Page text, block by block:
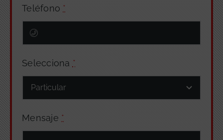
Teléfono *
Selecciona *
Mensaje *